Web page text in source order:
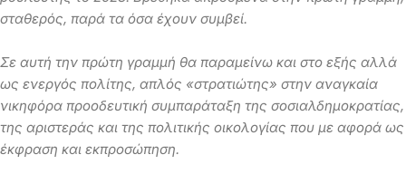
σταθερός, παρά τα όσα έχουν συμβεί.
Σε αυτή την πρώτη γραμμή θα παραμείνω και στο εξής αλλά
ως ενεργός πολίτης, απλός «στρατιώτης» στην αναγκαία
νικηφόρα προοδευτική συμπαράταξη της σοσιαλδημοκρατίας,
της αριστεράς και της πολιτικής οικολογίας που με αφορά ως
έκφραση και εκπροσώπηση.